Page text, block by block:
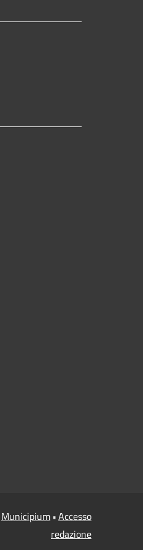
Municipium•Accesso
redazione